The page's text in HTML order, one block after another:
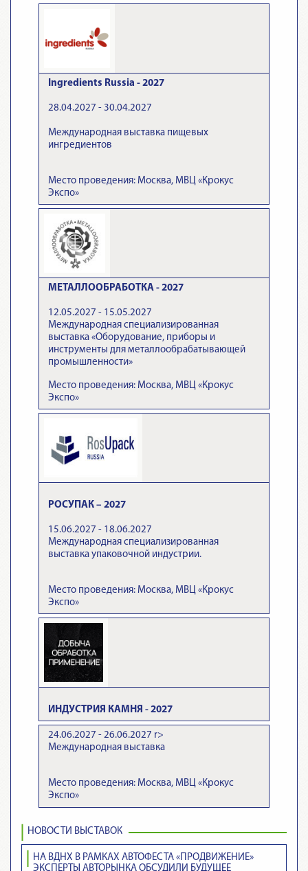
Ingredients Russia - 2027
28.04.2027 - 30.04.2027
Международная выставка пищевых
ингредиентов
Место проведения: Москва, МВЦ «Крокус
Экспо»
МЕТАЛЛООБРАБОТКА - 2027
12.05.2027 - 15.05.2027
Международная специализированная
выставка «Оборудование, приборы и
инструменты для металлообрабатывающей
промышленности»
Место проведения: Москва, МВЦ «Крокус
Экспо»
РОСУПАК – 2027
15.06.2027 - 18.06.2027
Международная специализированная
выставка упаковочной индустрии.
Место проведения: Москва, МВЦ «Крокус
Экспо»
ИНДУСТРИЯ КАМНЯ - 2027
24.06.2027 - 26.06.2027 r>
Международная выставка
Место проведения: Москва, МВЦ «Крокус
Экспо»
НОВОСТИ ВЫСТАВОК
НА ВДНХ В РАМКАХ АВТОФЕСТА «ПРОДВИЖЕНИЕ»
ЭКСПЕРТЫ АВТОРЫНКА ОБСУДИЛИ БУДУЩЕЕ